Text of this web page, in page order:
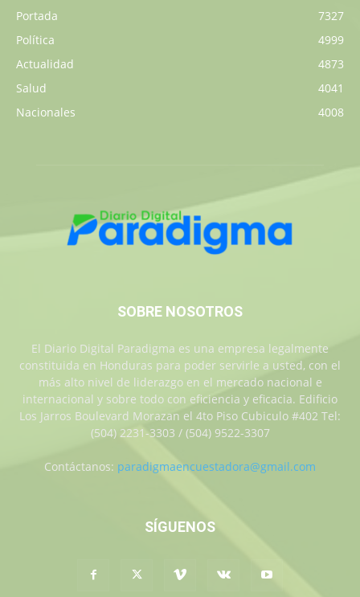
Portada
7327
Política
4999
Actualidad
4873
Salud
4041
Nacionales
4008
SOBRE NOSOTROS
El Diario Digital Paradigma es una empresa legalmente
constituida en Honduras para poder servirle a usted, con el
más alto nivel de liderazgo en el mercado nacional e
internacional y sobre todo con eficiencia y eficacia. Edificio
Los Jarros Boulevard Morazan el 4to Piso Cubiculo #402 Tel:
(504) 2231-3303 / (504) 9522-3307
Contáctanos: paradigmaencuestadora@gmail.com
SÍGUENOS